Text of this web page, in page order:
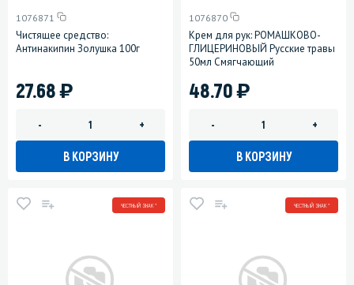
1076871
Чистящее средство:
Антинакипин Золушка 100г
27.68)
- +
В КОРЗИНУ
1076870
Крем для рук: РОМАШКОВО-
ГЛИЦЕРИНОВЫЙ Русские травы
50мл Смягчающий
48.70)
- +
В КОРЗИНУ
ЧЕСТНЫЙ ЗНАК * ЧЕСТНЫЙ ЗНАК *